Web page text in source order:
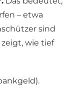
– etwa
sind
wie tief